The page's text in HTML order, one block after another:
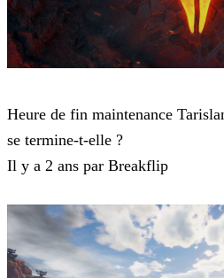
Heure de fin maintenance
se termine-t-elle ?
Il y a 2 ans par Breakflip